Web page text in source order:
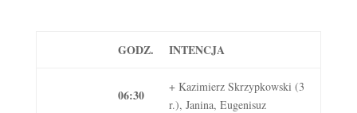
GODZ. INTENCJA
06:30
+ Kazimierz Skrzypkowski (3
r.), Janina, Eugenisuz